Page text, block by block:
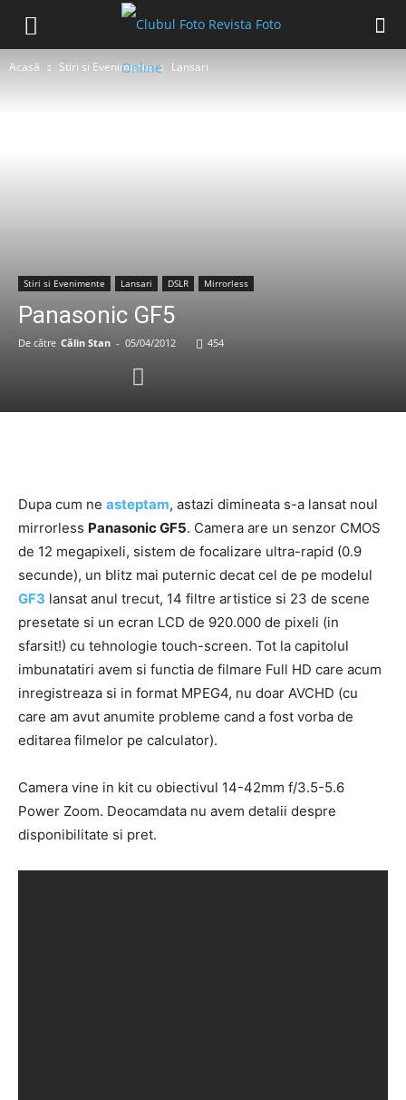
Acasă Stiri si Evenimente Lansari
Stiri si Evenimente Lansari DSLR Mirrorless
Panasonic GF5
De către Călin Stan - 05/04/2012 454
Dupa cum ne asteptam, astazi dimineata s-a lansat noul
mirrorless Panasonic GF5. Camera are un senzor CMOS
de 12 megapixeli, sistem de focalizare ultra-rapid (0.9
secunde), un blitz mai puternic decat cel de pe modelul
GF3 lansat anul trecut, 14 filtre artistice si 23 de scene
presetate si un ecran LCD de 920.000 de pixeli (in
sfarsit!) cu tehnologie touch-screen. Tot la capitolul
imbunatatiri avem si functia de filmare Full HD care acum
inregistreaza si in format MPEG4, nu doar AVCHD (cu
care am avut anumite probleme cand a fost vorba de
editarea filmelor pe calculator).
Camera vine in kit cu obiectivul 14-42mm f/3.5-5.6
Power Zoom. Deocamdata nu avem detalii despre
disponibilitate si pret.